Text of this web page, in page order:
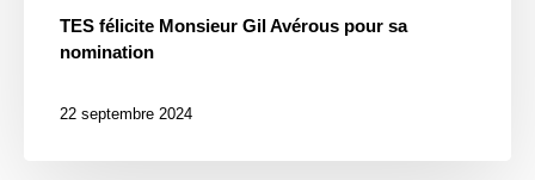
TES félicite Monsieur Gil Avérous pour sa
nomination
22 septembre 2024